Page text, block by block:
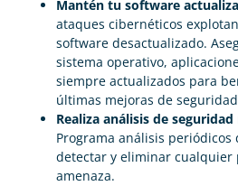
Mantén tu software
ataques cibernéticos
software desactualizado.
sistema operativo,
siempre actualizados para
últimas mejoras de
Realiza análisis de
Programa análisis periódicos
detectar y eliminar cualquier
amenaza.